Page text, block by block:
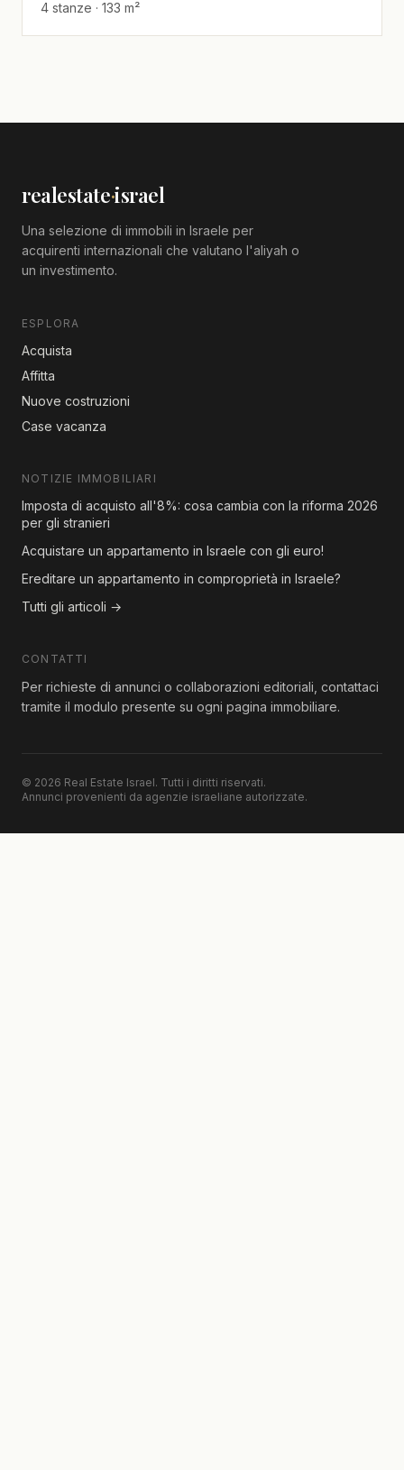
4 stanze · 133 m²
realestate·israel
Una selezione di immobili in Israele per
acquirenti internazionali che valutano l'aliyah o
un investimento.
ESPLORA
Acquista
Affitta
Nuove costruzioni
Case vacanza
NOTIZIE IMMOBILIARI
Imposta di acquisto all'8%: cosa cambia con la riforma 2026
per gli stranieri
Acquistare un appartamento in Israele con gli euro!
Ereditare un appartamento in comproprietà in Israele?
Tutti gli articoli →
CONTATTI
Per richieste di annunci o collaborazioni editoriali, contattaci
tramite il modulo presente su ogni pagina immobiliare.
© 2026 Real Estate Israel. Tutti i diritti riservati.
Annunci provenienti da agenzie israeliane autorizzate.